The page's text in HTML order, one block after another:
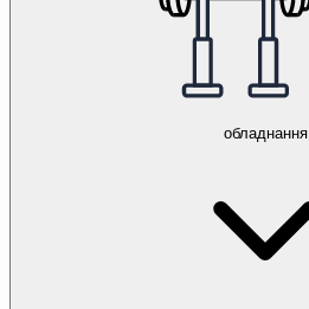
обладнання